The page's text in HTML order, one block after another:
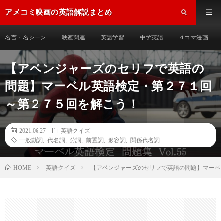
アメコミ映画の英語解説まとめ
名言・名シーン 映画関連 英語学習 中学英語 ４コマ漫画
【アベンジャーズのセリフで英語の
問題】マーベル英語検定・第２７１回
～第２７５回を解こう！
2021.06.27
英語クイズ
一般動詞
代名詞 分詞 前置詞 形容詞 関係代名詞
HOME 英語クイズ 【アベンジャーズのセリフで英語の問題】マー